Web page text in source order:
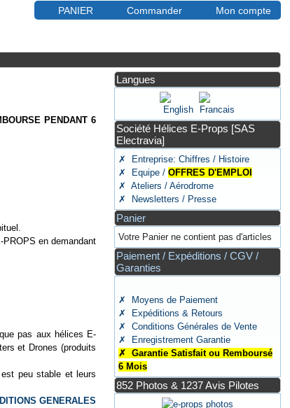
PANIER Commander Mon compte
PENDANT 6
en demandant
pas aux hélices E-
et Drones (produits
peu stable et leurs
GENERALES
Langues
Société Hélices E-Props [SAS
Electravia]
✗ Entreprise: Chiffres / Histoire
✗ Equipe /OFFRES D'EMPLOI
✗ Ateliers / Aérodrome
✗ Newsletters / Presse
Panier
Votre Panier ne contient pas d'articles
Paiement / Expéditions / CGV /
Garanties
✗ Moyens de Paiement
✗ Expéditions & Retours
✗ Conditions Générales de Vente
✗ Enregistrement Garantie
✗ Garantie Satisfait ou Remboursé
6 Mois
852 Photos & 1237 Avis Pilotes